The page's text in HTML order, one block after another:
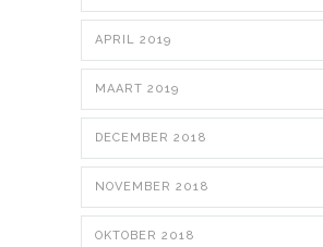
APRIL 2019
MAART 2019
DECEMBER 2018
NOVEMBER 2018
OKTOBER 2018